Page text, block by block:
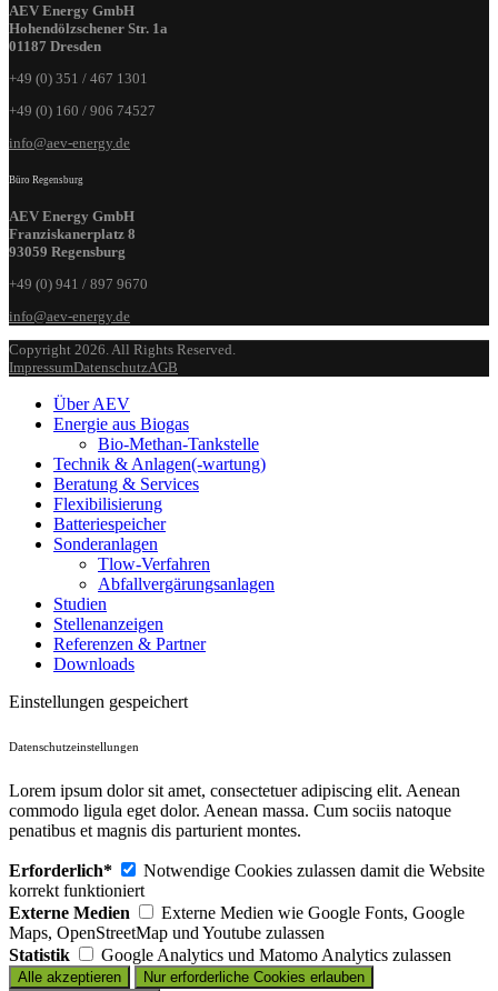
AEV Energy GmbH
Hohendölzschener Str. 1a
01187 Dresden
+49 (0) 351 / 467 1301
+49 (0) 160 / 906 74527
info@aev-energy.de
Büro Regensburg
AEV Energy GmbH
Franziskanerplatz 8
93059 Regensburg
+49 (0) 941 / 897 9670
info@aev-energy.de
Copyright 2026. All Rights Reserved.
ImpressumDatenschutzAGB
Über AEV
Energie aus Biogas
Bio-Methan-Tankstelle
Technik & Anlagen(-wartung)
Beratung & Services
Flexibilisierung
Batteriespeicher
Sonderanlagen
Tlow-Verfahren
Abfallvergärungsanlagen
Studien
Stellenanzeigen
Referenzen & Partner
Downloads
Einstellungen gespeichert
Datenschutzeinstellungen
Lorem ipsum dolor sit amet, consectetuer adipiscing elit. Aenean
commodo ligula eget dolor. Aenean massa. Cum sociis natoque
penatibus et magnis dis parturient montes.
Erforderlich*
Notwendige Cookies zulassen damit die Website
korrekt funktioniert
Externe Medien
Externe Medien wie Google Fonts, Google
Maps, OpenStreetMap und Youtube zulassen
Statistik
Google Analytics und Matomo Analytics zulassen